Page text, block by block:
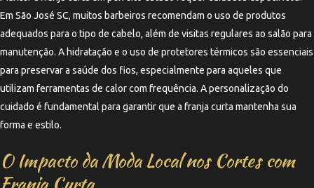
Em São José SC, muitos barbeiros recomendam o uso de produtos
adequados para o tipo de cabelo, além de visitas regulares ao salão para
manutenção. A hidratação e o uso de protetores térmicos são essenciais
para preservar a saúde dos fios, especialmente para aqueles que
utilizam ferramentas de calor com frequência. A personalização do
cuidado é fundamental para garantir que a franja curta mantenha sua
forma e estilo.
O Impacto da Moda Local nos Cortes com